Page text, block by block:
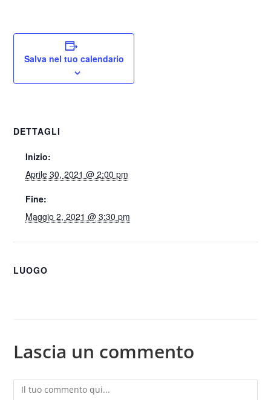
Salva nel tuo calendario
DETTAGLI
Inizio:
Aprile 30, 2021 @ 2:00 pm
Fine:
Maggio 2, 2021 @ 3:30 pm
LUOGO
Lascia un commento